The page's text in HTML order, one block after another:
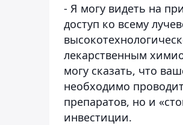
- Я могу видеть на
доступ ко всему
лекарственным
могу сказать, что
необходимо
препаратов, но и
инвестиции.